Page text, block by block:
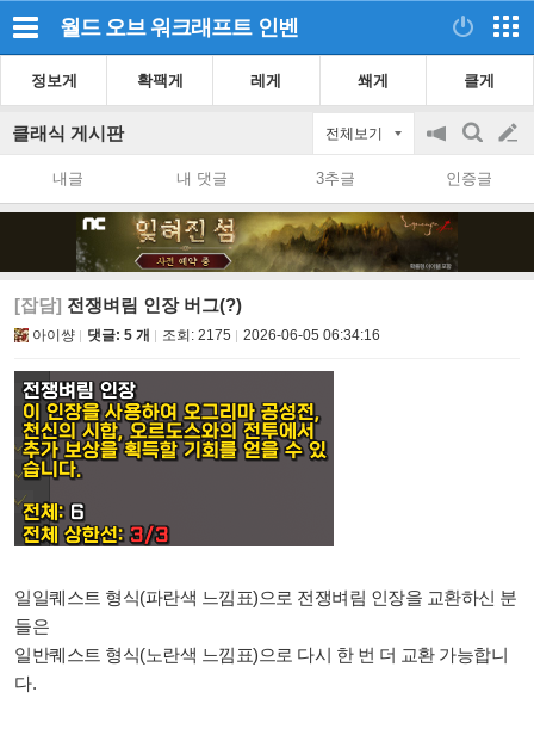
월드 오브 워크래프트 인벤
정보게 확팩게 레게 쐐게 클게
클래식 게시판 전체보기
공
on/off
검
색
글
쓰
내글 내 댓글 3추글 인증글
[잡담] 전쟁벼림 인장 버그(?)
아이썅 댓글: 5 개 조회: 2175 2026-06-05 06:34:16
일일퀘스트 형식(파란색 느낌표)으로 전쟁벼림 인장을 교환하신 분
들은
일반퀘스트 형식(노란색 느낌표)으로 다시 한 번 더 교환 가능합니
다.